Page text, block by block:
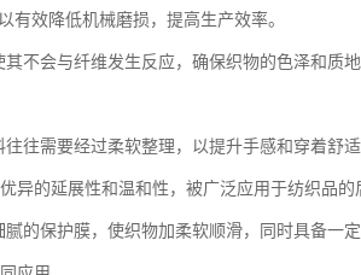
有效降低机械磨损，提高生产效率。
不会与纤维发生反应，确保织物的色泽和质地
往需要经过柔软整理，以提升手感和穿着舒适
异的延展性和温和性，被广泛应用于纺织品的
的保护膜，使织物加柔软顺滑，同时具备一